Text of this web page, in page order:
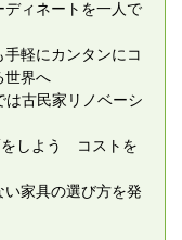
ィネートを一人で
軽にカンタンにコ
世界へ
古民家リノベーシ
しよう コストを
家具の選び方を発